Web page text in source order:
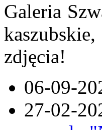
Galeria
zdjęcia!
06-09-
27-02-